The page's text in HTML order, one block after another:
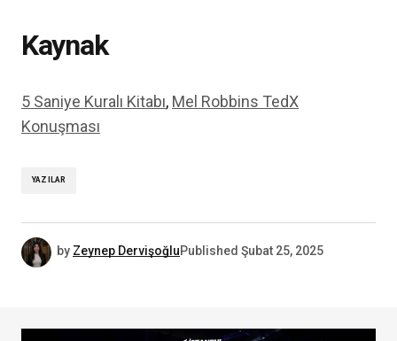
Kaynak
5 Saniye Kuralı Kitabı, Mel Robbins TedX
Konuşması
YAZILAR
by Zeynep DervişoğluPublished Şubat 25, 2025